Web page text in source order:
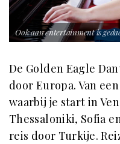
Ook aan entertainment is
De Golden Eagle
door Europa. Van
waarbij je start in
Thessaloniki, Sofia
reis door Turkije.